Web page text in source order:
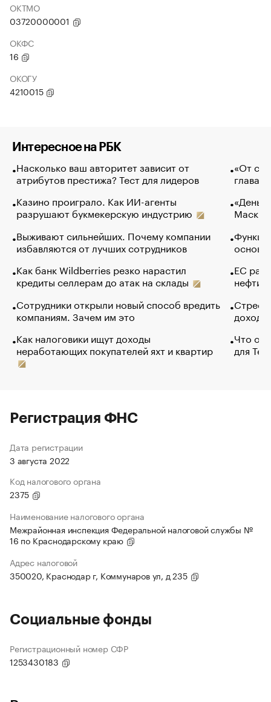
ОКТМО
03720000001
ОКФС
16
ОКОГУ
4210015
Интересное на РБК
Насколько ваш авторитет зависит от
атрибутов престижа? Тест для лидеров
Казино проиграло. Как ИИ-агенты
разрушают букмекерскую индустрию
Выживают сильнейших. Почему компании
избавляются от лучших сотрудников
Как банк Wildberries резко нарастил
кредиты селлерам до атак на склады
Сотрудники открыли новый способ вредить
компаниям. Зачем им это
Как налоговики ищут доходы
неработающих покупателей яхт и квартир
«От
глава
Маск в
основ
ЕС
нефти
Что
для
Регистрация ФНС
Дата регистрации
3 августа 2022
Код налогового органа
2375
Наименование налогового органа
Межрайонная инспекция Федеральной налоговой службы №
16 по Краснодарскому краю
Адрес налоговой
350020, Краснодар г, Коммунаров ул, д 235
Социальные фонды
Регистрационный номер СФР
1253430183